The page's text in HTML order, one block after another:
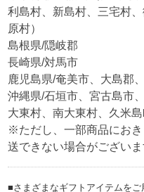
利島村、新島村、三宅村
原村）
島根県/隠岐郡
長崎県/対馬市
鹿児島県/奄美市、大島郡
沖縄県/石垣市、宮古島市
大東村、南大東村、久米島
※ただし、一部商品にお
送できない場合がございま
■さまざまなギフトアイテムをご